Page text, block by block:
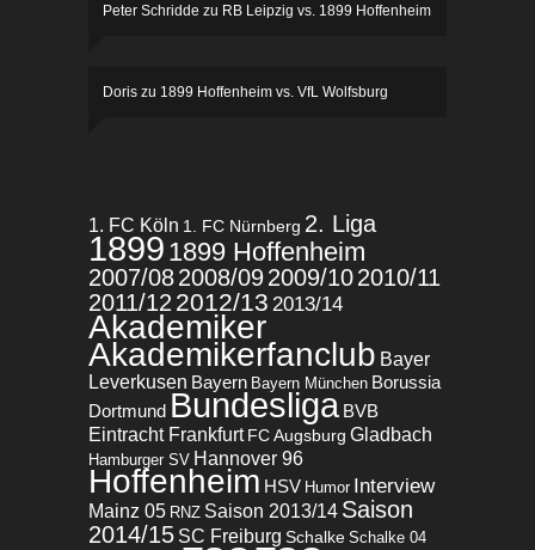
Peter Schridde zu RB Leipzig vs. 1899 Hoffenheim
Doris zu 1899 Hoffenheim vs. VfL Wolfsburg
1. FC Köln 1. FC Nürnberg 2. Liga
1899 1899 Hoffenheim
2007/082008/092009/102010/11
2011/12 2012/13 2013/14
Akademiker
Akademikerfanclub Bayer
Leverkusen Bayern Bayern München Borussia
Dortmund Bundesliga BVB
Eintracht Frankfurt FC Augsburg Gladbach
Hamburger SV Hannover 96
Hoffenheim HSV Humor Interview
Mainz 05 RNZ Saison 2013/14 Saison
2014/15 SC Freiburg Schalke Schalke 04